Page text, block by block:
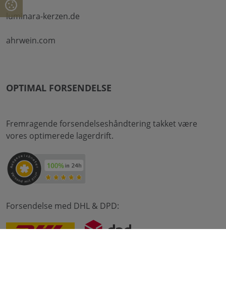
luminara-kerzen.de
ahrwein.com
OPTIMAL FORSENDELSE
Fremragende forsendelseshåndtering takket være
vores optimerede lagerdrift.
Forsendelse med DHL & DPD: